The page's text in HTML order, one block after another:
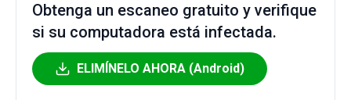
Obtenga un escaneo gratuito y verifique
si su computadora está infectada.
ELIMÍNELO AHORA (Android)